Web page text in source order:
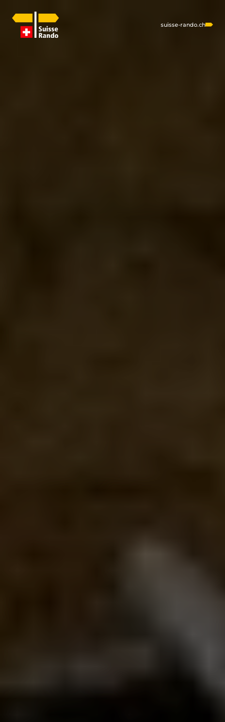
suisse-rando.ch